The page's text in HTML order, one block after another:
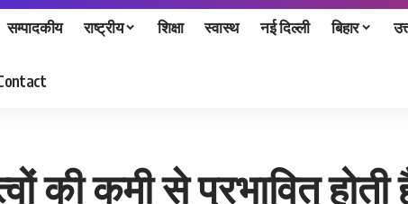
सम्पादकीय राष्ट्रीय शिक्षा स्वास्थ नई दिल्ली बिहार
की कमी से प्रभावित होती